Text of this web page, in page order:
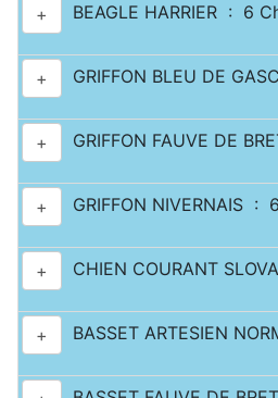
+ BEAGLE HARRIER : 6
+ GRIFFON BLEU DE
+ GRIFFON FAUVE DE
+ GRIFFON NIVERNAIS :
+ CHIEN COURANT
+ BASSET ARTESIEN